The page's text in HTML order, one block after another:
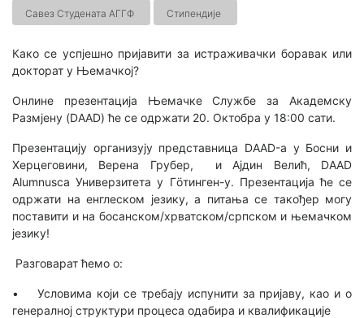
Савез Студената АГГФ Стипендије
Како се успјешно пријавити за истраживачки боравак или
докторат у Њемачкој?
Онлине презентација Њемачке Службе за Академску
Размјену (DAAD) ће се одржати 20. Октобра у 18:00 сати.
Презентацију организују представница DAAD-а у Босни и
Херцеговини, Верена Грубер, и Ајдин Велић, DAAD
Alumnusса Универзитета у Гöтинген-у. Презентација ће се
одржати на енглеском језику, а питања се такођер могу
поставити и на босанском/хрватском/српском и њемачком
језику!
Разговарат ћемо о:
• Условима који се требају испунити за пријаву, као и о
генералној структури процеса одабира и квалификације